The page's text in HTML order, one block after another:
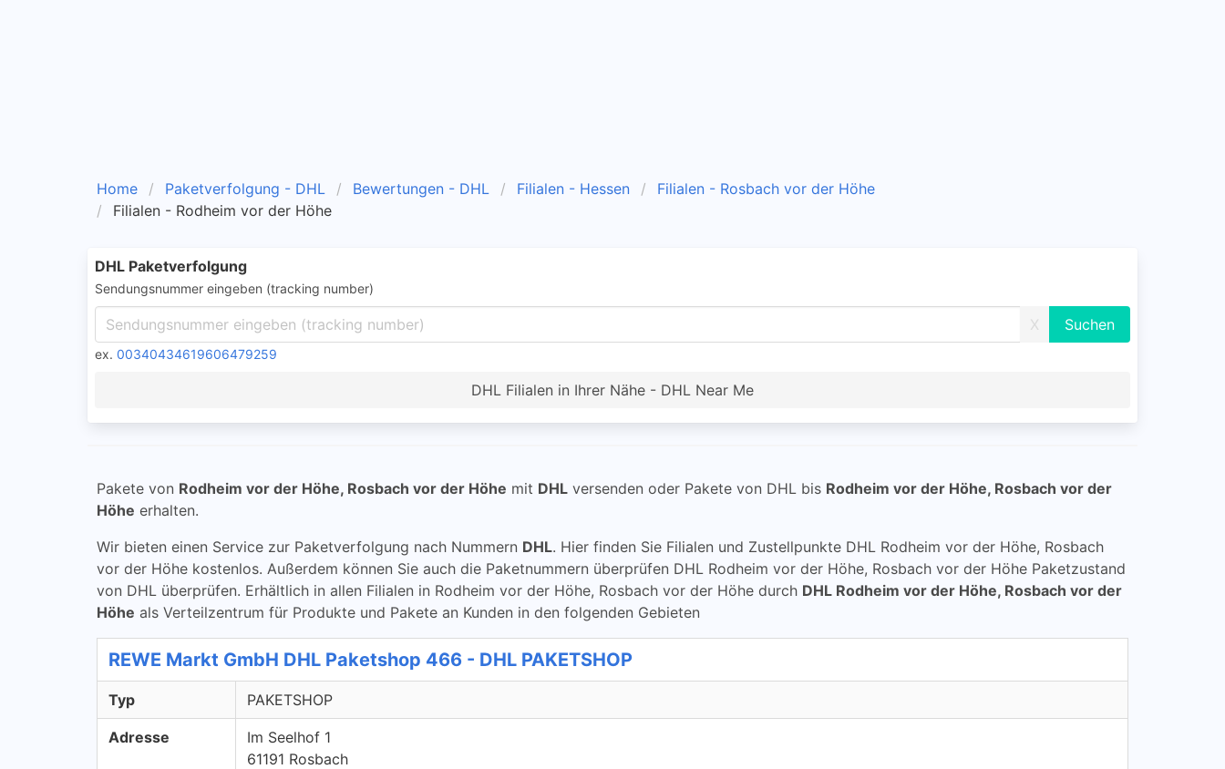
Home Paketverfolgung - DHL Bewertungen - DHL Filialen - Hessen
Filialen - Rosbach vor der Höhe
Filialen - Rodheim vor der Höhe
DHL Paketverfolgung
Sendungsnummer eingeben (tracking number)
X
ex. 00340434619606479259
DHL Filialen in Ihrer Nähe - DHL Near Me
Pakete von Rodheim vor der Höhe, Rosbach vor der Höhe mit DHL versenden oder Pakete von DHL bis Rodheim vor der Höhe, Rosbach vor der
Höhe erhalten.
Wir bieten einen Service zur Paketverfolgung nach Nummern DHL. Hier finden Sie Filialen und Zustellpunkte DHL Rodheim vor der Höhe, Rosbach
vor der Höhe kostenlos. Außerdem können Sie auch die Paketnummern überprüfen DHL Rodheim vor der Höhe, Rosbach vor der Höhe Paketzustand
von DHL überprüfen. Erhältlich in allen Filialen in Rodheim vor der Höhe, Rosbach vor der Höhe durch DHL Rodheim vor der Höhe, Rosbach vor der
Höhe als Verteilzentrum für Produkte und Pakete an Kunden in den folgenden Gebieten
REWE Markt GmbH DHL Paketshop 466 - DHL PAKETSHOP
Typ PAKETSHOP
Adresse
Im Seelhof 1
61191 Rosbach